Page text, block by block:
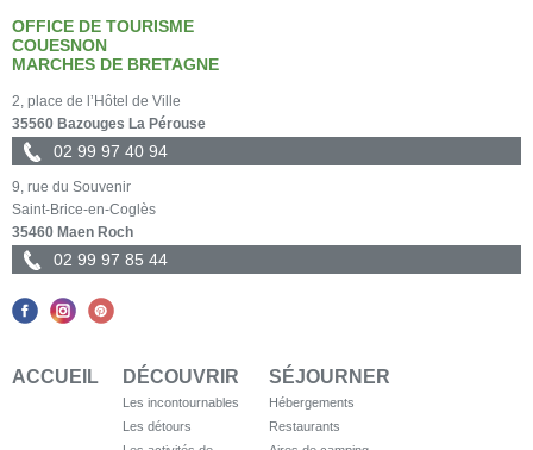
OFFICE DE TOURISME
COUESNON
MARCHES DE BRETAGNE
2, place de l’Hôtel de Ville
35560 Bazouges La Pérouse
02 99 97 40 94
9, rue du Souvenir
Saint-Brice-en-Coglès
35460 Maen Roch
02 99 97 85 44
ACCUEIL DÉCOUVRIR
Les incontournables
Les détours
SÉJOURNER
Hébergements
Restaurants